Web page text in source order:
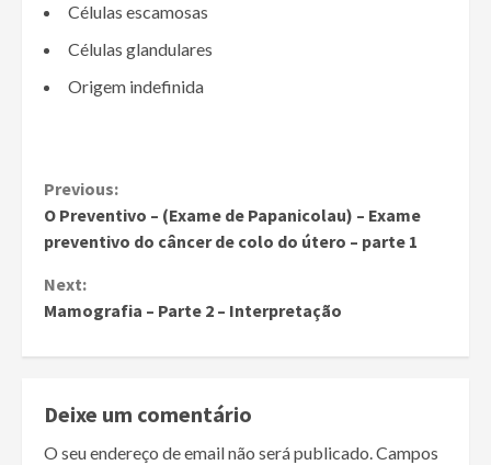
Células escamosas
Células glandulares
Origem indefinida
Continue
Reading
Previous:
O Preventivo – (Exame de Papanicolau) – Exame
preventivo do câncer de colo do útero – parte 1
Next:
Mamografia – Parte 2 – Interpretação
Deixe um comentário
O seu endereço de email não será publicado.Campos